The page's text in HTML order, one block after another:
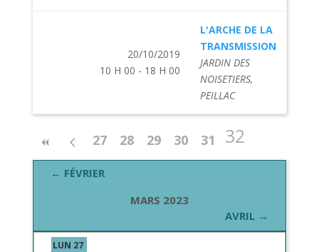
20/10/2019
10 H 00 - 18 H 00
L'ARCHE DE LA
TRANSMISSION
JARDIN DES
NOISETIERS,
PEILLAC
27 28 29 30 31 32
← FÉVRIER
MARS 2023
AVRIL →
LUN 27